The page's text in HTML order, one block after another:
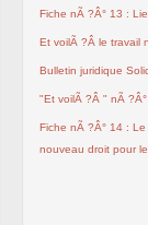
Fiche nÃ ?Â° 13 :
Et voilÃ ?Â le travail
Bulletin juridique
"Et voilÃ ?Â " nÃ ?Â°
Fiche nÃ ?Â° 14 :
nouveau droit pour